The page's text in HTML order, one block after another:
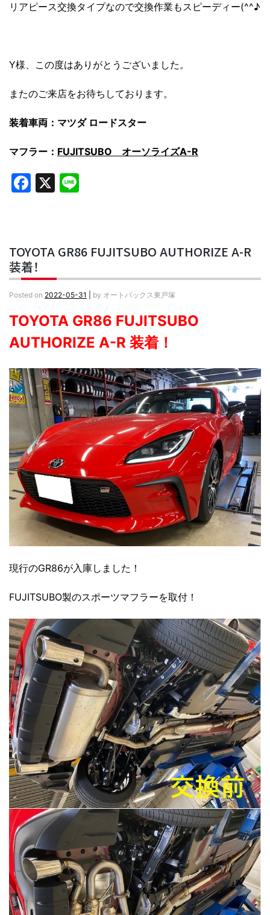
リアピース交換タイプなので交換作業もスピーディー(^^♪
Y様、この度はありがとうございました。
またのご来店をお待ちしております。
装着車両：マツダ ロードスター
マフラー： FUJITSUBO オーソライズA-R
Facebook
X
TOYOTA GR86 FUJITSUBO AUTHORIZE A-R
装着！
Posted on 2022-05-31 by オートバックス東戸塚
TOYOTA GR86 FUJITSUBO
AUTHORIZE A-R 装着！
現行のGR86が入庫しました！
FUJITSUBO製のスポーツマフラーを取付！